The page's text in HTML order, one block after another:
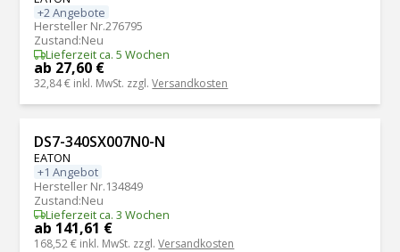
+2 Angebote
Hersteller Nr.276795
Zustand:Neu
Lieferzeit ca. 5 Wochen
ab 27,60 €
32,84 € inkl. MwSt. zzgl.Versandkosten
DS7-340SX007N0-N
EATON
+1 Angebot
Hersteller Nr.134849
Zustand:Neu
Lieferzeit ca. 3 Wochen
ab 141,61 €
168,52 € inkl. MwSt. zzgl.Versandkosten